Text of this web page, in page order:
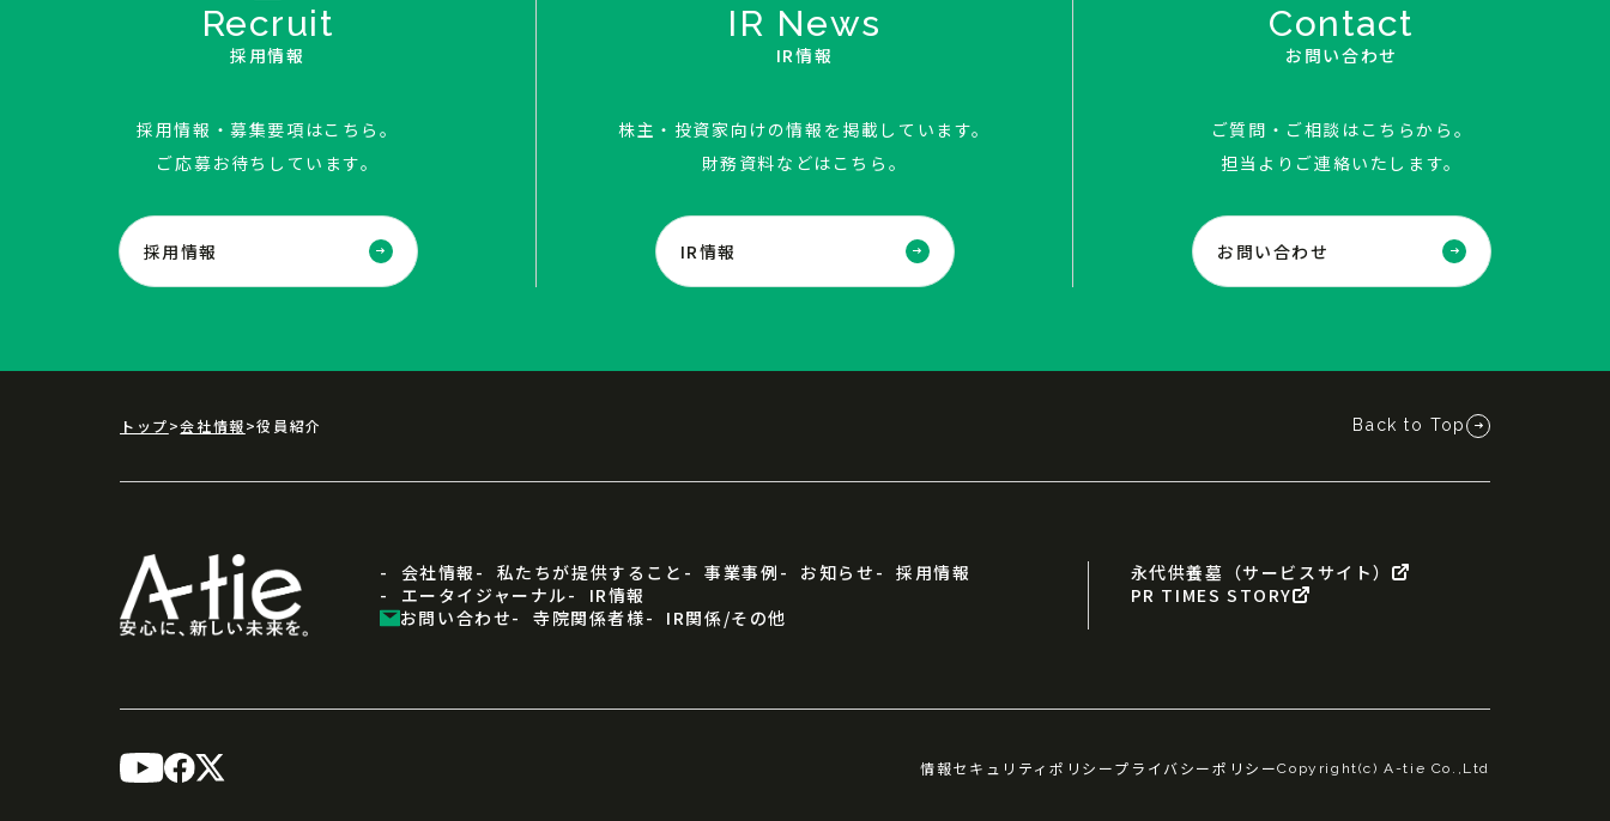
Recruit
採用情報
採用情報・募集要項はこちら。
ご応募お待ちしています。
採用情報
IR News
IR情報
株主・投資家向けの情報を掲載しています。
財務資料などはこちら。
IR情報
Contact
お問い合わせ
ご質問・ご相談はこちらから。
担当よりご連絡いたします。
お問い合わせ
トップ 会社情報 役員紹介 Back to Top
会社情報 私たちが提供すること 事業事例 お知らせ
採用情報
エータイジャーナル
IR情報
お問い合わせ
寺院関係者様 IR関係/その他
永代供養墓（サービスサイト）
PR TIMES STORY
情報セキュリティポリシープライバシーポリシーCopyright(c) A-tie Co.,Ltd